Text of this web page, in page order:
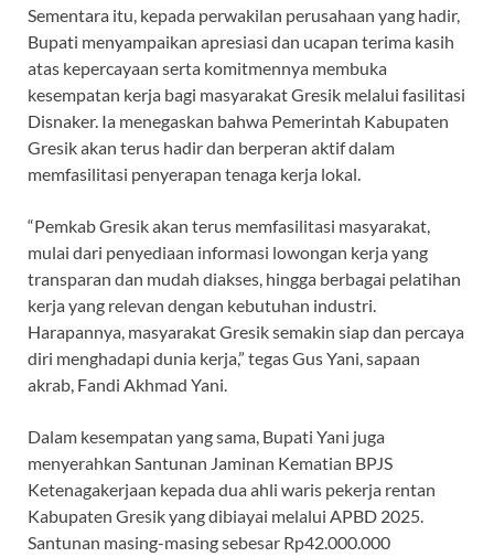
Sementara itu, kepada perwakilan perusahaan yang hadir,
Bupati menyampaikan apresiasi dan ucapan terima kasih
atas kepercayaan serta komitmennya membuka
kesempatan kerja bagi masyarakat Gresik melalui fasilitasi
Disnaker. Ia menegaskan bahwa Pemerintah Kabupaten
Gresik akan terus hadir dan berperan aktif dalam
memfasilitasi penyerapan tenaga kerja lokal.
“Pemkab Gresik akan terus memfasilitasi masyarakat,
mulai dari penyediaan informasi lowongan kerja yang
transparan dan mudah diakses, hingga berbagai pelatihan
kerja yang relevan dengan kebutuhan industri.
Harapannya, masyarakat Gresik semakin siap dan percaya
diri menghadapi dunia kerja,” tegas Gus Yani, sapaan
akrab, Fandi Akhmad Yani.
Dalam kesempatan yang sama, Bupati Yani juga
menyerahkan Santunan Jaminan Kematian BPJS
Ketenagakerjaan kepada dua ahli waris pekerja rentan
Kabupaten Gresik yang dibiayai melalui APBD 2025.
Santunan masing-masing sebesar Rp42.000.000